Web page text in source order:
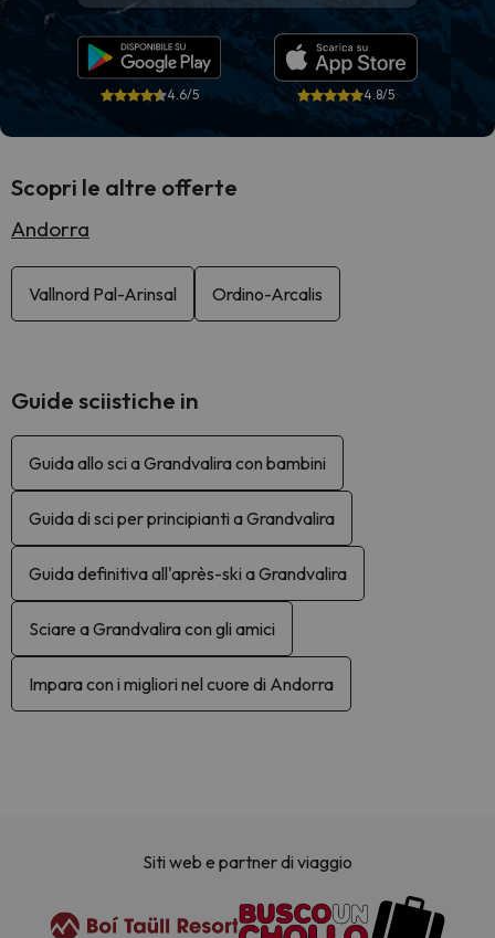
4.6/5 4.8/5
Scopri le altre offerte
Andorra
Vallnord Pal-Arinsal Ordino-Arcalis
Guide sciistiche in
Guida allo sci a Grandvalira con bambini
Guida di sci per principianti a Grandvalira
Guida definitiva all'après-ski a Grandvalira
Sciare a Grandvalira con gli amici
Impara con i migliori nel cuore di Andorra
Siti web e partner di viaggio